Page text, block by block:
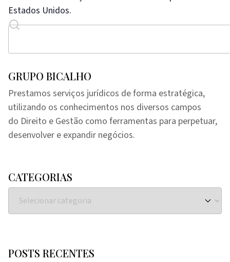
Estados Unidos.
GRUPO BICALHO
Prestamos serviços jurídicos de forma estratégica,
utilizando os conhecimentos nos diversos campos
do Direito e Gestão como ferramentas para perpetuar,
desenvolver e expandir negócios.
CATEGORIAS
POSTS RECENTES